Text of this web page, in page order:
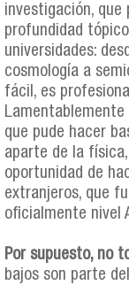
investigación,
profundidad
universidades:
cosmología a
fácil, es
que pude hacer
aparte de la
oportunidad de
extranjeros, que
oficialmente nivel
Por supuesto, no
bajos son parte